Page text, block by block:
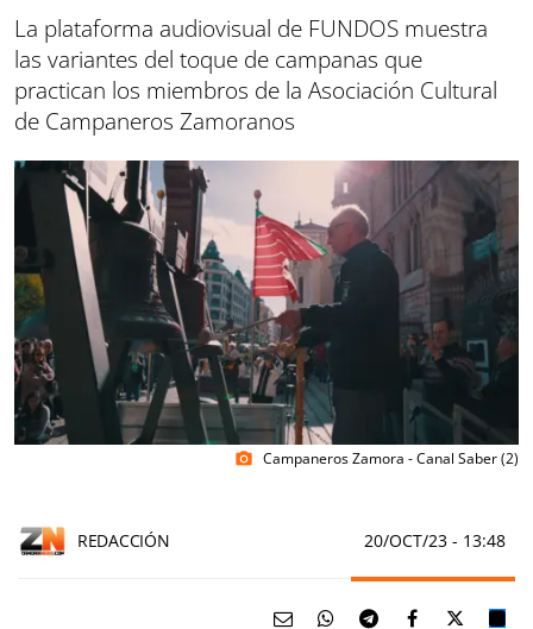
La plataforma audiovisual de FUNDOS muestra
las variantes del toque de campanas que
practican los miembros de la Asociación Cultural
de Campaneros Zamoranos
photo_camera Campaneros Zamora - Canal Saber (2)
REDACCIÓN 20/OCT/23 - 13:48